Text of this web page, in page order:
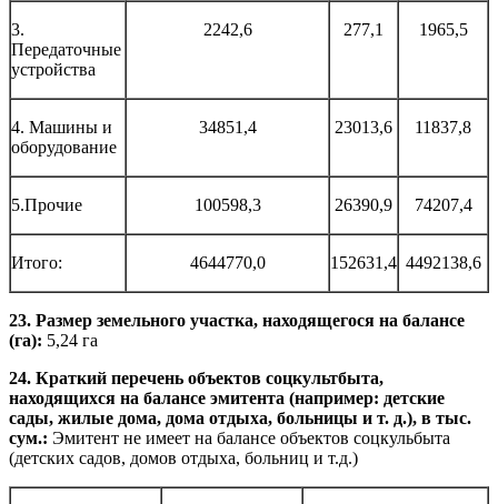
3.
Передаточные
устройства
2242,6 277,1 1965,5
4. Машины и
оборудование
34851,4 23013,6 11837,8
5.Прочие 100598,3 26390,9 74207,4
Итого: 4644770,0 152631,4 4492138,6
23. Размер земельного участка, находящегося на балансе
(га): 5,24 га
24. Краткий перечень объектов соцкультбыта,
находящихся на балансе эмитента (например: детские
сады, жилые дома, дома отдыха, больницы и т. д.), в тыс.
сум.: Эмитент не имеет на балансе объектов соцкульбыта
(детских садов, домов отдыха, больниц и т.д.)